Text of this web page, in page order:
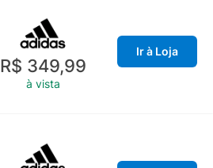
R$ 349,99
à vista
Ir à Loja